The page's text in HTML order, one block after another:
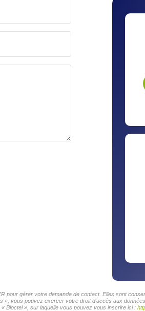
gérer votre demande de contact. Elles sont
vous pouvez exercer votre droit d'accès aux
Bloctel », sur laquelle vous pouvez vous inscrire ici :